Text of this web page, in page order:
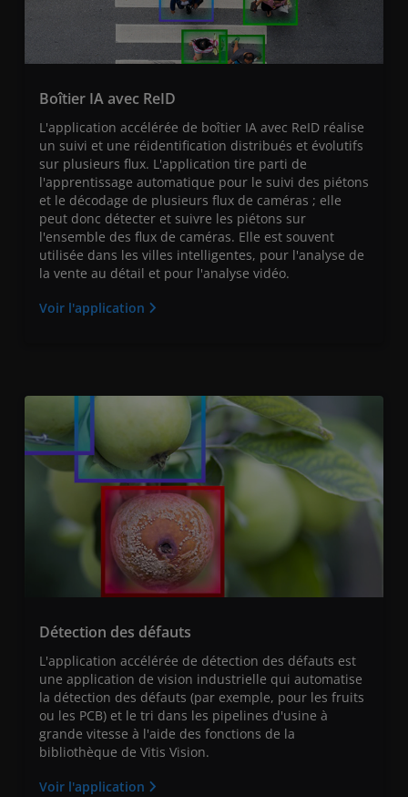
Boîtier IA avec ReID
L'application accélérée de boîtier IA avec ReID réalise
un suivi et une réidentification distribués et évolutifs
sur plusieurs flux. L'application tire parti de
l'apprentissage automatique pour le suivi des piétons
et le décodage de plusieurs flux de caméras ; elle
peut donc détecter et suivre les piétons sur
l'ensemble des flux de caméras. Elle est souvent
utilisée dans les villes intelligentes, pour l'analyse de
la vente au détail et pour l'analyse vidéo.
Voir l'application
Détection des défauts
L'application accélérée de détection des défauts est
une application de vision industrielle qui automatise
la détection des défauts (par exemple, pour les fruits
ou les PCB) et le tri dans les pipelines d'usine à
grande vitesse à l'aide des fonctions de la
bibliothèque de Vitis Vision.
Voir l'application